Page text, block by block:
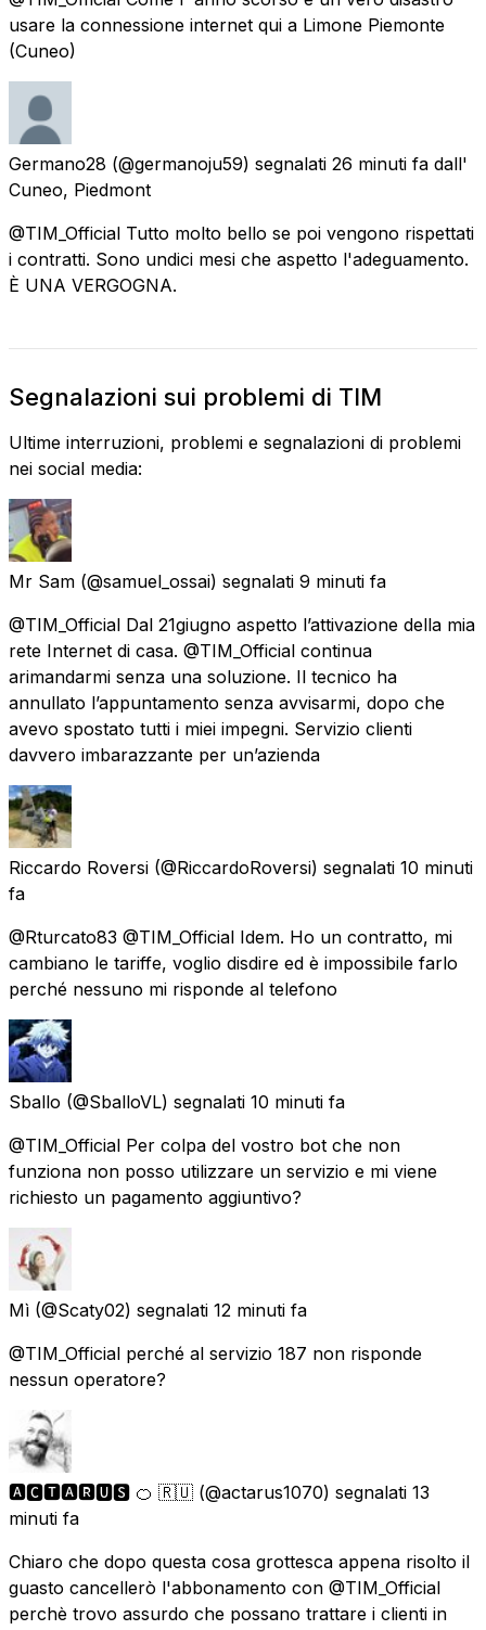
usare la connessione internet qui a Limone Piemonte
(Cuneo)
Germano28 (@germanoju59) segnalati 26 minuti fa dall'
Cuneo, Piedmont
@TIM_Official Tutto molto bello se poi vengono rispettati
i contratti. Sono undici mesi che aspetto l'adeguamento.
È UNA VERGOGNA.
Segnalazioni sui problemi di TIM
Ultime interruzioni, problemi e segnalazioni di problemi
nei social media:
Mr Sam (@samuel_ossai) segnalati 9 minuti fa
@TIM_Official Dal 21giugno aspetto l’attivazione della mia
rete Internet di casa. @TIM_Official continua
arimandarmi senza una soluzione. Il tecnico ha
annullato l’appuntamento senza avvisarmi, dopo che
avevo spostato tutti i miei impegni. Servizio clienti
davvero imbarazzante per un’azienda
Riccardo Roversi (@RiccardoRoversi) segnalati 10 minuti
fa
@Rturcato83 @TIM_Official Idem. Ho un contratto, mi
cambiano le tariffe, voglio disdire ed è impossibile farlo
perché nessuno mi risponde al telefono
Sballo (@SballoVL) segnalati 10 minuti fa
@TIM_Official Per colpa del vostro bot che non
funziona non posso utilizzare un servizio e mi viene
richiesto un pagamento aggiuntivo?
Mì (@Scaty02) segnalati 12 minuti fa
@TIM_Official perché al servizio 187 non risponde
nessun operatore?
🅰🅲🆃🅰🆁🆄🆂 🍊 🇷🇺 (@actarus1070) segnalati 13
minuti fa
Chiaro che dopo questa cosa grottesca appena risolto il
guasto cancellerò l'abbonamento con @TIM_Official
perchè trovo assurdo che possano trattare i clienti in